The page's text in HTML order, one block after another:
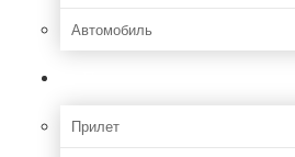
Автомобиль
Прилет